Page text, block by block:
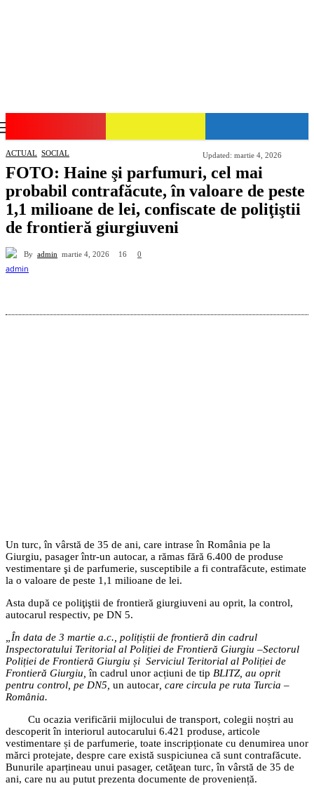
ACTUAL SOCIAL Updated: martie 4, 2026
FOTO: Haine şi parfumuri, cel mai
probabil contrafăcute, în valoare de peste
1,1 milioane de lei, confiscate de poliţiştii
de frontieră giurgiuveni
By admin martie 4, 2026 16 0
Un turc, în vârstă de 35 de ani, care intrase în România pe la
Giurgiu, pasager într-un autocar, a rămas fără 6.400 de produse
vestimentare şi de parfumerie, susceptibile a fi contrafăcute, estimate
la o valoare de peste 1,1 milioane de lei.
Asta după ce poliţiştii de frontieră giurgiuveni au oprit, la control,
autocarul respectiv, pe DN 5.
„În data de 3 martie a.c., polițiștii de frontieră din cadrul
Inspectoratului Teritorial al Poliției de Frontieră Giurgiu –Sectorul
Poliției de Frontieră Giurgiu și Serviciul Teritorial al Poliției de
Frontieră Giurgiu,în cadrul unor acțiuni de tip BLITZ, au oprit
pentru control, pe DN5, un autocar , care circula pe ruta Turcia –
România.
Cu ocazia verificării mijlocului de transport, colegii noștri au
descoperit în interiorul autocarului 6.421 produse, articole
vestimentare și de parfumerie toate inscripționate cu denumirea unor
mărci protejate, despre care există suspiciunea că sunt contrafăcute.
Bunurile aparțineau unui pasager, cetăţean turc, în vârstă de 35 de
ani, care nu au putut prezenta documente de proveniență.